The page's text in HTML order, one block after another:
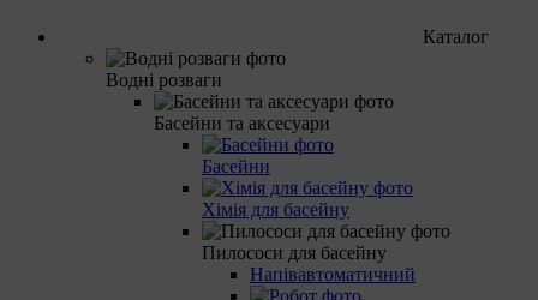
Каталог
Водні розваги
Басейни та аксесуари
Басейни
Хімія для басейну
Пилососи для басейну
Напівавтоматичний